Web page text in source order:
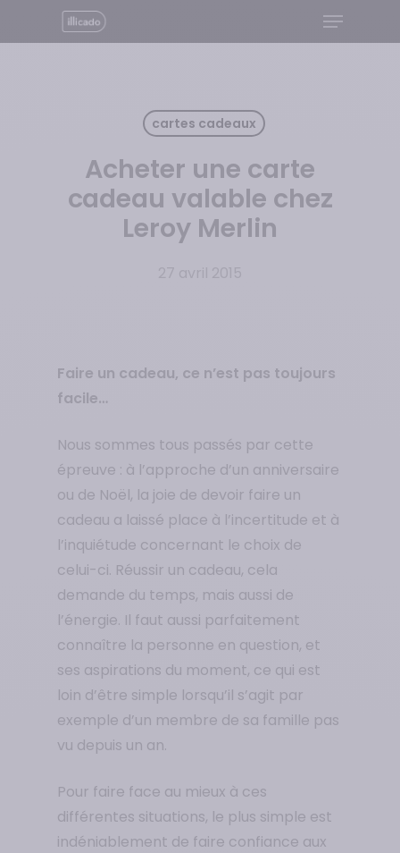
Menu
cartes cadeaux
Acheter une carte
cadeau valable chez
Leroy Merlin
Faire un cadeau, ce n’est pas toujours
facile…
Nous sommes tous passés par cette
épreuve : à l’approche d’un anniversaire
ou de Noël, la joie de devoir faire un
cadeau a laissé place à l’incertitude et à
l’inquiétude concernant le choix de
celui-ci. Réussir un cadeau, cela
demande du temps, mais aussi de
l’énergie. Il faut aussi parfaitement
connaître la personne en question, et
ses aspirations du moment, ce qui est
loin d’être simple lorsqu’il s’agit par
exemple d’un membre de sa famille pas
vu depuis un an.
Pour faire face au mieux à ces
différentes situations, le plus simple est
indéniablement de faire confiance aux